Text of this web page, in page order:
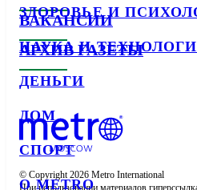
ЗДОРОВЬЕ И
НАУКА И
ДЕНЬГИ
ДОМ
СПОРТ
О METRO
ВАКАНСИИ
АРХИВ ГАЗЕТЫ
© Copyright 2026 Metro International
При использовании материалов